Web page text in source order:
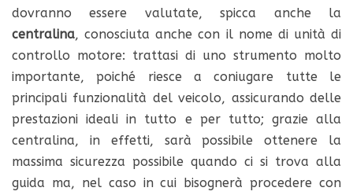
dovranno essere valutate, spicca anche la
centralina, conosciuta anche con il nome di unità di
controllo motore: trattasi di uno strumento molto
importante, poiché riesce a coniugare tutte le
principali funzionalità del veicolo, assicurando delle
prestazioni ideali in tutto e per tutto; grazie alla
centralina, in effetti, sarà possibile ottenere la
massima sicurezza possibile quando ci si trova alla
guida ma, nel caso in cui bisognerà procedere con